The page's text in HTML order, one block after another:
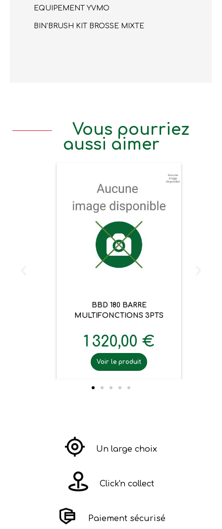
EQUIPEMENT YVMO
BIN'BRUSH KIT BROSSE MIXTE
Vous pourriez
aussi aimer
BBD 180 BARRE
MULTIFONCTIONS 3PTS
1 320,00 €
Voir le produit
Un large choix
Click'n collect
Paiement sécurisé